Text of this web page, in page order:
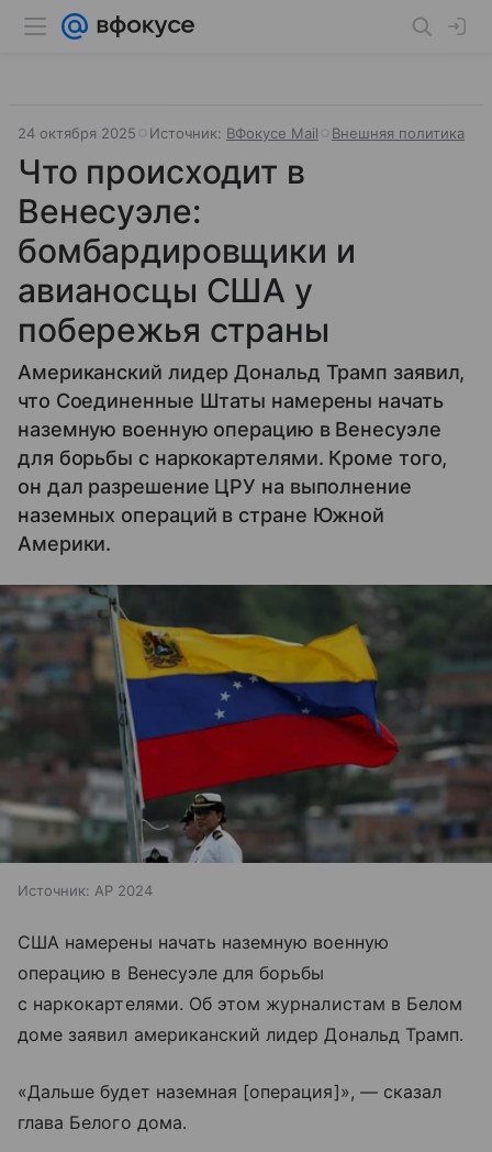
24 октября 2025 Источник: ВФокусе Mail Внешняя политика
Что происходит в
Венесуэле:
бомбардировщики и
авианосцы США у
побережья страны
Американский лидер Дональд Трамп заявил,
что Соединенные Штаты намерены начать
наземную военную операцию в Венесуэле
для борьбы с наркокартелями. Кроме того,
он дал разрешение ЦРУ на выполнение
наземных операций в стране Южной
Америки.
Источник: AP 2024
США намерены начать наземную военную
операцию в Венесуэле для борьбы
с наркокартелями. Об этом журналистам в Белом
доме заявил американский лидер Дональд Трамп.
«Дальше будет наземная [операция]», — сказал
глава Белого дома.